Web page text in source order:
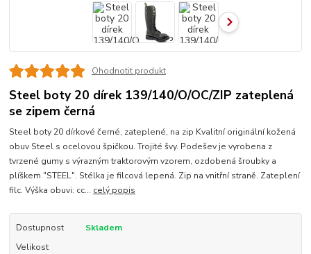
Ohodnotit produkt
Steel boty 20 dírek 139/140/O/OC/ZIP zateplená
se zipem černá
Steel boty 20 dírkové černé, zateplené, na zip Kvalitní originální kožená
obuv Steel s ocelovou špičkou. Trojité švy. Podešev je vyrobena z
tvrzené gumy s výrazným traktorovým vzorem, ozdobená šroubky a
plíškem "STEEL". Stélka je filcová lepená. Zip na vnitřní straně. Zateplení
filc. Výška obuvi: cc... celý popis
Dostupnost
Skladem
Velikost